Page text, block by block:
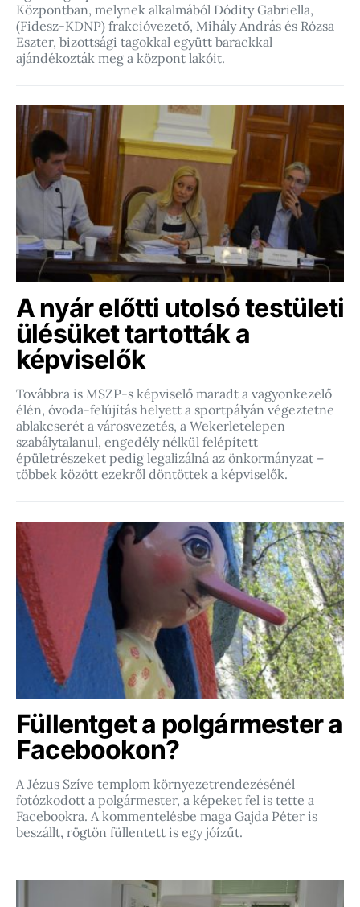
Központban, melynek alkalmából Dódity Gabriella,
(Fidesz-KDNP) frakcióvezető, Mihály András és Rózsa
Eszter, bizottsági tagokkal együtt barackkal
ajándékozták meg a központ lakóit.
A nyár előtti utolsó testületi
ülésüket tartották a
képviselők
Továbbra is MSZP-s képviselő maradt a vagyonkezelő
élén, óvoda-felújítás helyett a sportpályán végeztetne
ablakcserét a városvezetés, a Wekerletelepen
szabálytalanul, engedély nélkül felépített
épületrészeket pedig legalizálná az önkormányzat –
többek között ezekről döntöttek a képviselők.
Füllentget a polgármester a
Facebookon?
A Jézus Szíve templom környezetrendezésénél
fotózkodott a polgármester, a képeket fel is tette a
Facebookra. A kommentelésbe maga Gajda Péter is
beszállt, rögtön füllentett is egy jóízűt.